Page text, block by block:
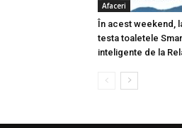
Afaceri
În acest weekend,
testa toaletele
inteligente de la